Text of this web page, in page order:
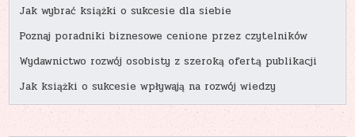
Jak wybrać książki o sukcesie dla siebie
Poznaj poradniki biznesowe cenione przez czytelników
Wydawnictwo rozwój osobisty z szeroką ofertą publikacji
Jak książki o sukcesie wpływają na rozwój wiedzy